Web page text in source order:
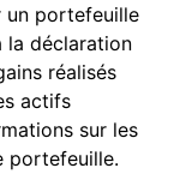
un portefeuille
la déclaration
réalisés
actifs
sur les
portefeuille.